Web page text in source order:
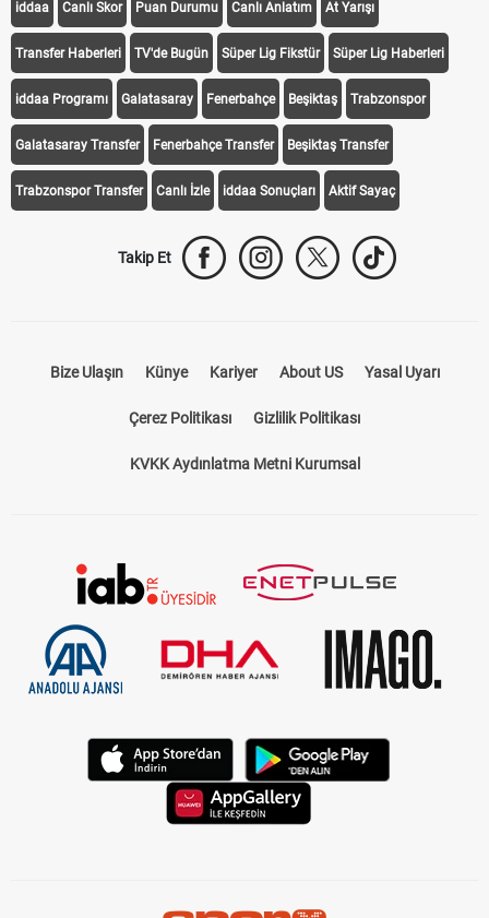
iddaa Canlı Skor Puan Durumu Canlı Anlatım At Yarışı
Transfer Haberleri TV'de Bugün Süper Lig Fikstür Süper Lig Haberleri
iddaa Programı Galatasaray Fenerbahçe Beşiktaş Trabzonspor
Galatasaray Transfer Fenerbahçe Transfer Beşiktaş Transfer
Trabzonspor Transfer Canlı İzle iddaa Sonuçları Aktif Sayaç
Takip Et
Bize Ulaşın Künye Kariyer About US Yasal Uyarı
Çerez Politikası Gizlilik Politikası
KVKK Aydınlatma Metni Kurumsal